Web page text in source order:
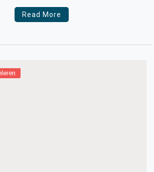
te schelden en te tieren maar waar de
naar krijgen als ze er weg zijn. In
Read More